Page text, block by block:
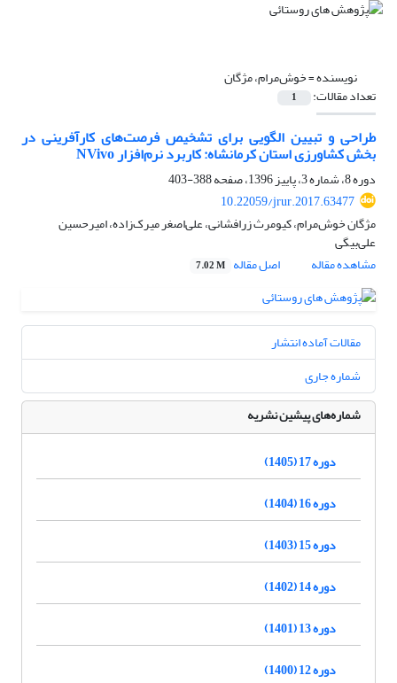
نویسنده =خوش‌مرام، مژگان
تعداد مقالات: 1
طراحی و تبیین الگویی برای تشخیص فرصت‌های کارآفرینی در
بخش کشاورزی استان کرمانشاه: کاربرد نرم‌افزار NVivo
دوره 8، شماره 3، پاییز 1396، صفحه
388-403
10.22059/jrur.2017.63477
مژگان خوش‌مرام، کیومرث زرافشانی، علی‌اصغر میرک‌زاده، امیرحسین
علی‌بیگی
مشاهده مقاله
اصل مقاله 7.02 M
مقالات آماده انتشار
شماره جاری
شماره‌های پیشین نشریه
دوره 17 (1405)
دوره 16 (1404)
دوره 15 (1403)
دوره 14 (1402)
دوره 13 (1401)
دوره 12 (1400)